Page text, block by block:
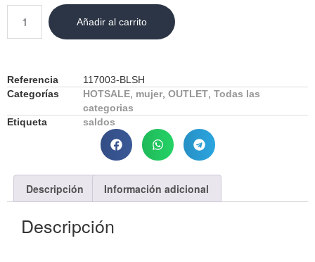
Añadir al carrito
Referencia
117003-BLSH
Categorías
HOTSALE, mujer, OUTLET, Todas las
categorias
Etiqueta
saldos
Descripción Información adicional
Descripción